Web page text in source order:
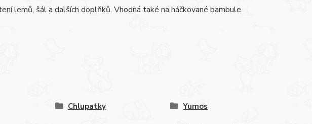
lemů, šál a dalších doplňků. Vhodná také na háčkované bambule.
Chlupatky Yumos